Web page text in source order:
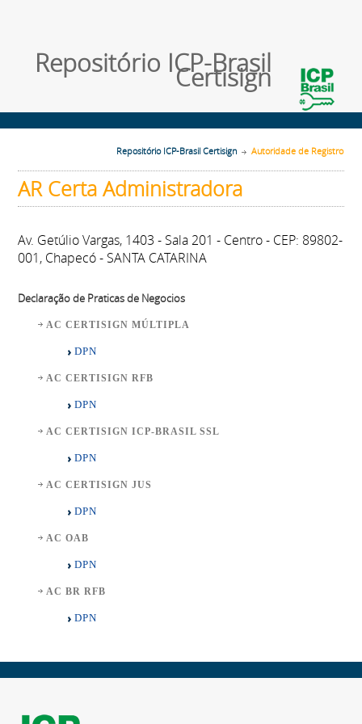
Repositório ICP-Brasil
Certisign
Repositório ICP-Brasil Certisign Autoridade de Registro
AR Certa Administradora
Av. Getúlio Vargas, 1403 - Sala 201 - Centro - CEP: 89802-
001, Chapecó - SANTA CATARINA
Declaração de Praticas de Negocios
AC CERTISIGN MÚLTIPLA
DPN
AC CERTISIGN RFB
DPN
AC CERTISIGN ICP-BRASIL SSL
DPN
AC CERTISIGN JUS
DPN
AC OAB
DPN
AC BR RFB
DPN